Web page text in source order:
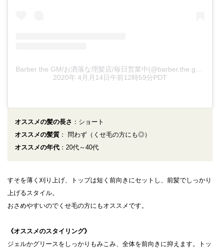
2020年 4月月14日午前12時59分PDT
オススメの髪の長さ ：ショート
オススメの髪質 ： 問わず（くせ毛の方にも◎）
オススメの年代 ：20代～40代
すそを薄く刈り上げ、トップは短く前向きにセットし、前髪でしっかり
上げるスタイル。
おさめやすいのでくせ毛の方にもオススメです。
《オススメのスタイリング》
ジェルかグリースをしっかりもみこみ、全体を前向きに抑えます。トッ